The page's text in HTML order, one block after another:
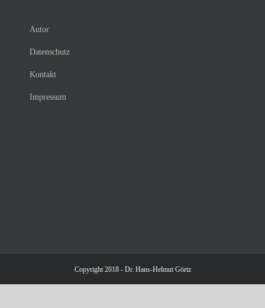
Autor
Datenschutz
Kontakt
Impressum
Copyright 2018 - Dr. Hans-Helmut Görtz